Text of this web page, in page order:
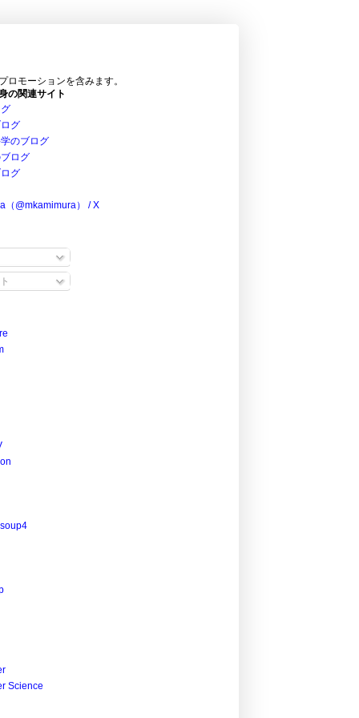
ロモーションを含みます。
の関連サイト
グ
のブログ
ログ
グ
（@mkamimura） / X
Science